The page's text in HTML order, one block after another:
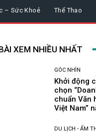
– Sức Khoẻ Thể Thao
XEM NHIỀU NHẤT
GÓC NHÌN
Khởi động
chọn
chuẩn Văn
Việt Nam”
DU LỊCH - ẨM